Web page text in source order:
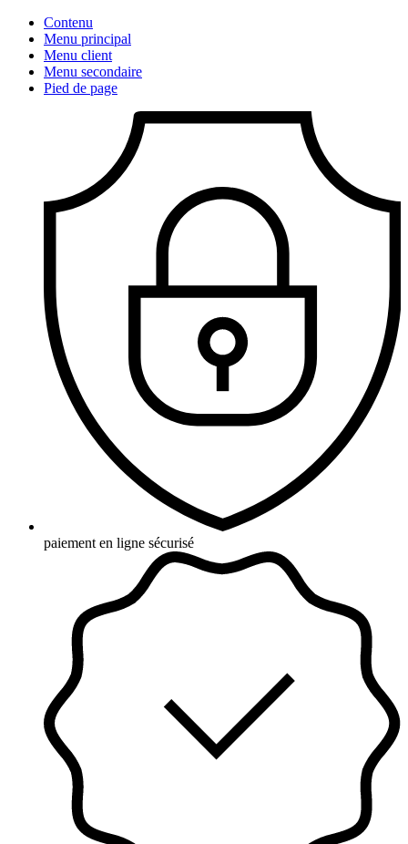
Contenu
Menu principal
Menu client
Menu secondaire
Pied de page
paiement en ligne sécurisé